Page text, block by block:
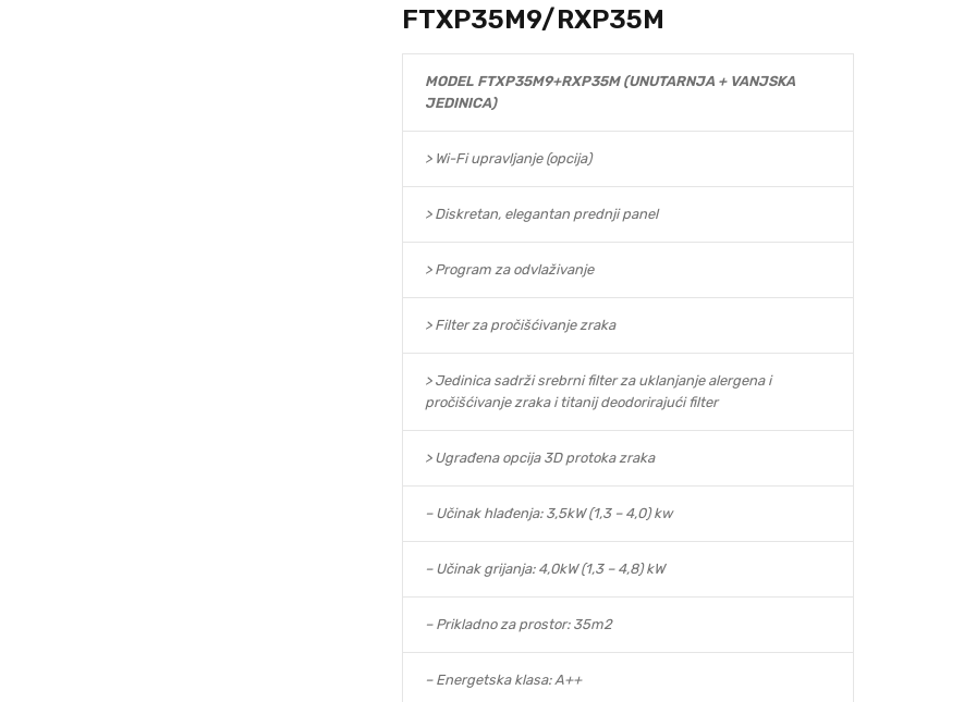
FTXP35M9/RXP35M
MODEL FTXP35M9+RXP35M (UNUTARNJA + VANJSKA
JEDINICA)
> Wi-Fi upravljanje (opcija)
> Diskretan, elegantan prednji panel
> Program za odvlaživanje
> Filter za pročišćivanje zraka
> Jedinica sadrži srebrni filter za uklanjanje alergena i
pročišćivanje zraka i titanij deodorirajući filter
> Ugrađena opcija 3D protoka zraka
– Učinak hlađenja: 3,5kW (1,3 – 4,0) kw
– Učinak grijanja: 4,0kW (1,3 – 4,8) kW
– Prikladno za prostor: 35m2
– Energetska klasa: A++